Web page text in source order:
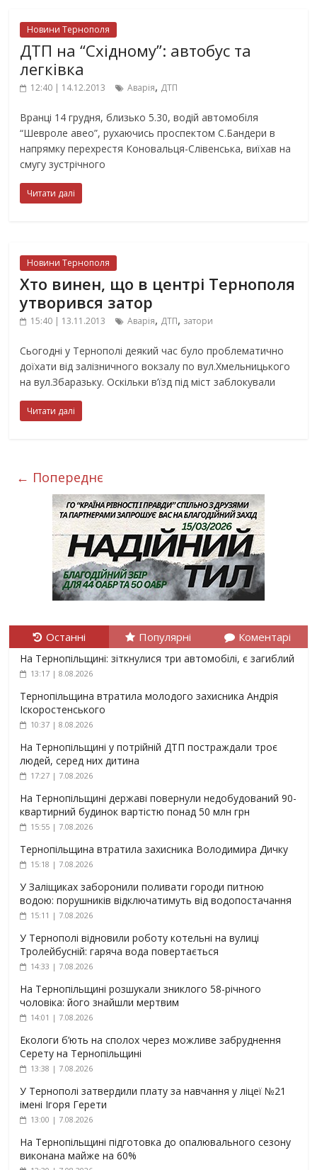
Новини Тернополя
ДТП на “Східному”: автобус та
легківка
12:40 | 14.12.2013 Аварія, ДТП
Вранці 14 грудня, близько 5.30, водій автомобіля
“Шевроле авео”, рухаючись проспектом С.Бандери в
напрямку перехрестя Коновальця-Слівенська, виїхав на
смугу зустрічного
Читати далі
Новини Тернополя
Хто винен, що в центрі Тернополя
утворився затор
15:40 | 13.11.2013 Аварія, ДТП, затори
Сьогодні у Тернополі деякий час було проблематично
доїхати від залізничного вокзалу по вул.Хмельницького
на вул.Збаразьку. Оскільки в’їзд під міст заблокували
Читати далі
← Попереднє
Останні Популярні Коментарі
На Тернопільщині: зіткнулися три автомобілі, є загиблий
13:17 | 8.08.2026
Тернопільщина втратила молодого захисника Андрія
Іскоростенського
10:37 | 8.08.2026
На Тернопільщині у потрійній ДТП постраждали троє
людей, серед них дитина
17:27 | 7.08.2026
На Тернопільщині державі повернули недобудований 90-
квартирний будинок вартістю понад 50 млн грн
15:55 | 7.08.2026
Тернопільщина втратила захисника Володимира Дичку
15:18 | 7.08.2026
У Заліщиках заборонили поливати городи питною
водою: порушників відключатимуть від водопостачання
15:11 | 7.08.2026
У Тернополі відновили роботу котельні на вулиці
Тролейбусній: гаряча вода повертається
14:33 | 7.08.2026
На Тернопільщині розшукали зниклого 58-річного
чоловіка: його знайшли мертвим
14:01 | 7.08.2026
Екологи б’ють на сполох через можливе забруднення
Серету на Тернопільщині
13:38 | 7.08.2026
У Тернополі затвердили плату за навчання у ліцеї №21
імені Ігоря Герети
13:00 | 7.08.2026
На Тернопільщині підготовка до опалювального сезону
виконана майже на 60%